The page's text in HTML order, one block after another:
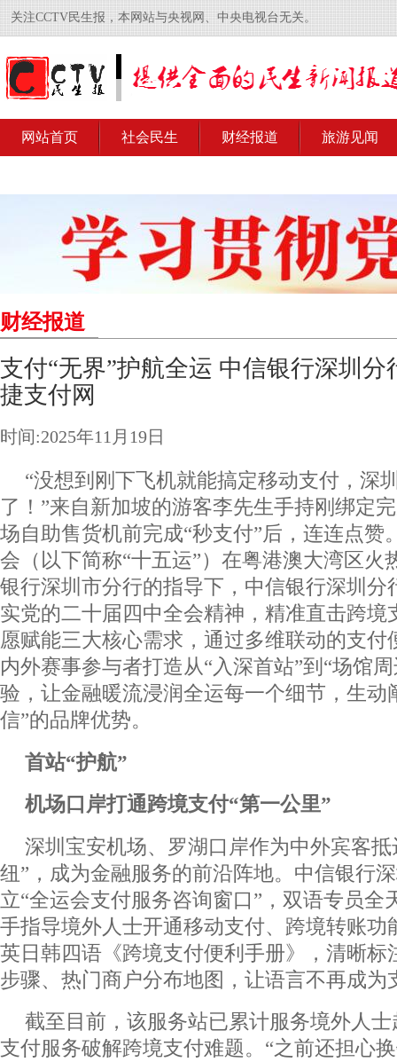
关注CCTV民生报，本网站与央视网、中央电视台无关。
网站首页 社会民生 财经报道 旅游见闻
财经报道
支付“无界”护航全运 中信银行深圳
捷支付网
时间:2025年11月19日
“没想到刚下飞机就能搞定移动支付，深
了！”来自新加坡的游客李先生手持刚绑定
场自助售货机前完成“秒支付”后，连连点赞
会（以下简称“十五运”）在粤港澳大湾区火
银行深圳市分行的指导下，中信银行深圳分
实党的二十届四中全会精神，精准直击跨境
愿赋能三大核心需求，通过多维联动的支付
内外赛事参与者打造从“入深首站”到“场馆
验，让金融暖流浸润全运每一个细节，生动
信”的品牌优势。
首站“护航”
机场口岸打通跨境支付“第一公里”
深圳宝安机场、罗湖口岸作为中外宾客
纽”，成为金融服务的前沿阵地。中信银行
立“全运会支付服务咨询窗口”，双语专员全
手指导境外人士开通移动支付、跨境转账功
英日韩四语《跨境支付便利手册》，清晰标
步骤、热门商户分布地图，让语言不再成为
截至目前，该服务站已累计服务境外人
支付服务破解跨境支付难题。“之前还担心